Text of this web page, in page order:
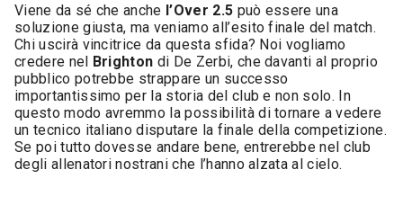
Viene da sé che anche l’Over 2.5 può essere una
soluzione giusta, ma veniamo all’esito finale del match.
Chi uscirà vincitrice da questa sfida? Noi vogliamo
credere nel Brighton di De Zerbi, che davanti al proprio
pubblico potrebbe strappare un successo
importantissimo per la storia del club e non solo. In
questo modo avremmo la possibilità di tornare a vedere
un tecnico italiano disputare la finale della competizione.
Se poi tutto dovesse andare bene, entrerebbe nel club
degli allenatori nostrani che l’hanno alzata al cielo.